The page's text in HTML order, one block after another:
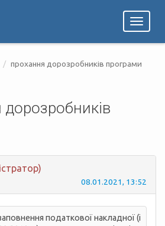
Toggle
прохання дорозробників програми
08.01.2021, 13:52
податкової накладної (і